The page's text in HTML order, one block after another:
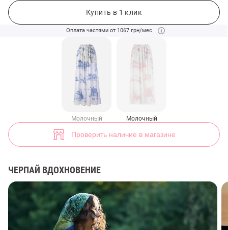
Купить в 1 клик
Оплата частями от 1067 грн/мес
Молочный Молочный
Проверить наличие в магазине
ЧЕРПАЙ ВДОХНОВЕНИЕ
Шелковые брюки свободного кроя с розовым морским принтом